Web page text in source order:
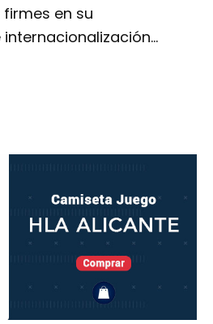
en su